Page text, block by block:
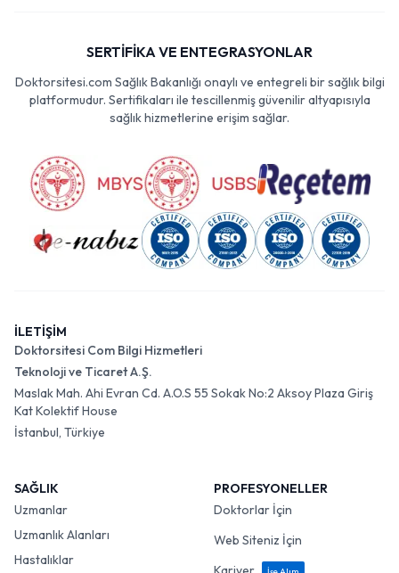
SERTİFİKA VE ENTEGRASYONLAR
Doktorsitesi.com Sağlık Bakanlığı onaylı ve entegreli bir sağlık bilgi
platformudur. Sertifikaları ile tescillenmiş güvenilir altyapısıyla
sağlık hizmetlerine erişim sağlar.
İLETİŞİM
Doktorsitesi Com Bilgi Hizmetleri
Teknoloji ve Ticaret A.Ş.
Maslak Mah. Ahi Evran Cd. A.O.S 55 Sokak No:2 Aksoy Plaza Giriş
Kat Kolektif House
İstanbul, Türkiye
SAĞLIK
Uzmanlar
Uzmanlık Alanları
Hastalıklar
PROFESYONELLER
Doktorlar İçin
Web Siteniz İçin